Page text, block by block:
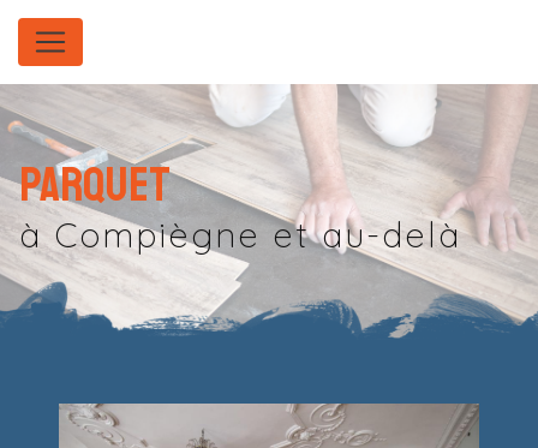
Parquet
à Compiègne et au-delà
Panneau de gestion des cookies